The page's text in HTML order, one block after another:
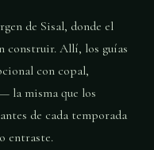
de Sisal, donde el
construir. Allí, los guías
con copal,
la misma que los
de cada temporada
entraste.